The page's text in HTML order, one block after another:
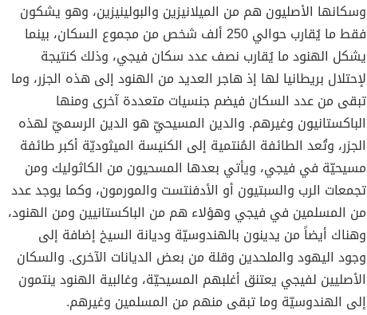
وسكانها الأصليون هم من الميلانيزين والبولينيزين، وهو يشكون
فقط ما يُقارب حوالي 250 ألف شخص من مجموع السكان، بينما
يشكل الهنود ما يُقارب نصف عدد سكان فيجي، وذلك كنتيجة
لإحتلال بريطانيا لها إذ هاجر العديد من الهنود إلى هذه الجزر، وما
تبقى من عدد السكان فيضم جنسيات متعددة آخرى ومنها
الباكستانيون وغيرهم. والدين المسيحيّ هو الدين الرسميّ لهذه
الجزر، وتُعد الطائفة المُنتمية إلى الكنيسة الميثوديّة أكبر طائفة
مسيحيّة في فيجي، ويأتي بعدها المسحيون من الكاثوليك ومن
تجمعات الرب والسبتيون أو الأدفنتست والمورمون، وكما يوجد عدد
من المسلمين في فيجي وهؤلاء هم من الباكستانيين ومن الهنود،
وهناك أيضاً من يدينون بالهندوسيّة وديانة السيخ إضافة إلى
وجود اليهود والملحدين وقلة من بعض الديانات الآخرى. والسكان
الأصليين لفيجي يعتنق أغلبهم المسيحيّة، وغالبية الهنود ينتمون
إلى الهندوسيّة وما تبقى منهم من المسلمين وغيرهم.